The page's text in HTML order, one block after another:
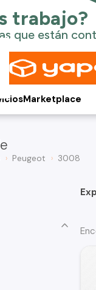
Marketplace
Peugeot 3008